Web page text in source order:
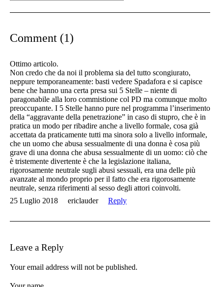
Comment (1)
Ottimo articolo.
Non credo che da noi il problema sia del tutto scongiurato,
neppure temporaneamente: basti vedere Spadafora e si capisce
bene che hanno una certa presa sui 5 Stelle – niente di
paragonabile alla loro commistione col PD ma comunque molto
preoccupante. I 5 Stelle hanno pure nel programma l’inserimento
della “aggravante della penetrazione” in caso di stupro, che è in
pratica un modo per ribadire anche a livello formale, cosa già
accettata da praticamente tutti ma sinora solo a livello informale,
che un uomo che abusa sessualmente di una donna è cosa più
grave di una donna che abusa sessualmente di un uomo: ciò che
è tristemente divertente è che la legislazione italiana,
rigorosamente neutrale sugli abusi sessuali, era una delle più
avanzate al mondo proprio per il fatto che era rigorosamente
neutrale, senza riferimenti al sesso degli attori coinvolti.
25 Luglio 2018
ericlauder Reply
Leave a Reply
Your email address will not be published.